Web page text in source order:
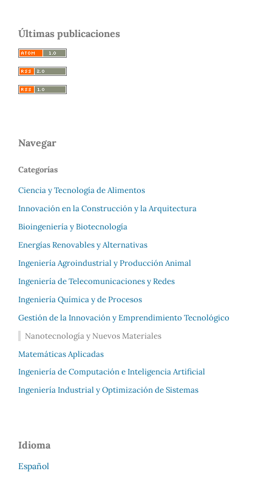
Últimas publicaciones
Navegar
Categorías
Ciencia y Tecnología de Alimentos
Innovación en la Construcción y la Arquitectura
Bioingeniería y Biotecnología
Energías Renovables y Alternativas
Ingeniería Agroindustrial y Producción Animal
Ingeniería de Telecomunicaciones y Redes
Ingeniería Química y de Procesos
Gestión de la Innovación y Emprendimiento Tecnológico
Nanotecnología y Nuevos Materiales
Matemáticas Aplicadas
Ingeniería de Computación e Inteligencia Artificial
Ingeniería Industrial y Optimización de Sistemas
Idioma
Español